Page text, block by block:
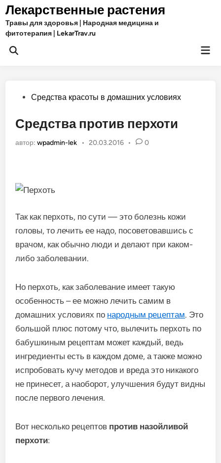
Перейти
содержимому
Лекарственные растения
Травы для здоровья | Народная медицина и
фитотерапия | LekarTrav.ru
Открыть
Опубликовано
Средства красоты в домашних условиях
Средства против перхоти
автор:wpadmin-lek • 20.03.2016 • 0
Так как перхоть, по сути — это болезнь кожи
головы, то лечить ее надо, посоветовавшись с
врачом, как обычно люди и делают при каком-
либо заболевании.
Но перхоть, как заболевание имеет такую
особенность – ее можно лечить самим в
домашних условиях по народным рецептам. Это
большой плюс потому что, вылечить перхоть по
бабушкиным рецептам может каждый, ведь
ингредиенты есть в каждом доме, а также можно
испробовать кучу методов и вреда это никакого
не принесет, а наоборот, улучшения будут видны
после первого лечения.
Вот несколько рецептов против назойливой
перхоти: